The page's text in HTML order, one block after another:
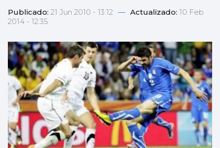
Publicado: 21 Jun 2010 - 13:12 — Actualizado: 10 Feb
2014 - 12:35